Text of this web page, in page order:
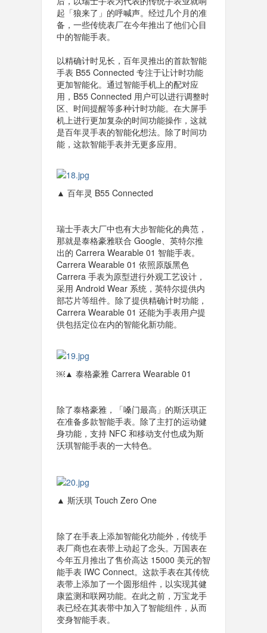
起「狼来了」的呼喊声。经过几个月的准
备，一些传统表厂在今年推出了他们心目
中的智能手表。
以精确计时见长，百年灵推出的首款智能
手表 B55 Connected 专注于让计时功能
更加智能化。通过智能手机上的配对应
用，B55 Connected 用户可以进行调整时
区、时间提醒等多种计时功能。在大屏手
机上进行更加复杂的时间功能操作，这就
是百年灵手表的智能化想法。除了时间功
能，这款智能手表并无更多应用。
▲ 百年灵 B55 Connected
瑞士手表大厂中也有大步智能化的典范，
那就是泰格豪雅联合 Google、英特尔推
出的 Carrera Wearable 01 智能手表。
Carrera Wearable 01 依照原版黑色
Carrera 手表为原型进行外观工艺设计，
采用 Android Wear 系统，英特尔提供内
部芯片等组件。除了提供精确计时功能，
Carrera Wearable 01 还能为手表用户提
供包括定位在内的智能化新功能。
￼▲ 泰格豪雅 Carrera Wearable 01
除了泰格豪雅，「嗓门最高」的斯沃琪正
在准备多款智能手表。除了主打的运动健
身功能，支持 NFC 和移动支付也成为斯
沃琪智能手表的一大特色。
▲ 斯沃琪 Touch Zero One
除了在手表上添加智能化功能外，传统手
表厂商也在表带上动起了念头。万国表在
今年五月推出了售价高达 15000 美元的智
能手表 IWC Connect。这款手表在其传统
表带上添加了一个圆形组件，以实现其健
康监测和联网功能。在此之前，万宝龙手
表已经在其表带中加入了智能组件，从而
变身智能手表。